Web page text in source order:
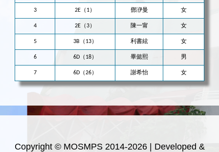
3 2E（1） 鄧洢曼 女
4 2E（3） 陳一甯 女
5 3B（13） 利書絃 女
6 6D（18） 畢懿熙 男
7 6D（26） 謝希怡 女
Copyright © MOSMPS 2014-2026 | Developed &